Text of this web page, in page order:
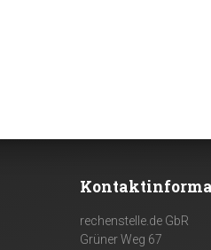
rechenstelle.de GbR
Grüner Weg 67